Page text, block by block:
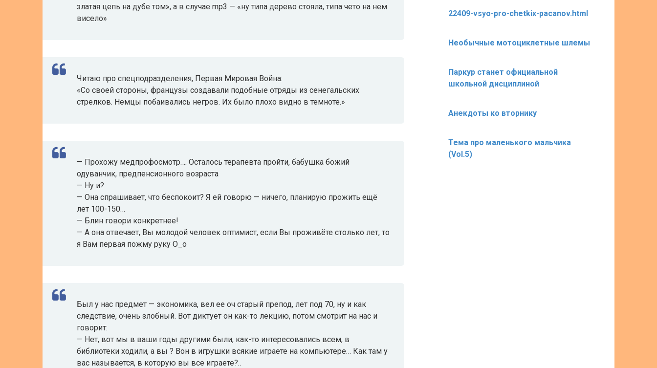
златая цепь на дубе том», а в случае mp3 — «ну типа дерево стояла, типа чето на нем
висело»
Читаю про спецподразделения, Первая Мировая Война:
«Со своей стороны, французы создавали подобные отряды из сенегальских
стрелков. Немцы побаивались негров. Их было плохо видно в темноте.»
— Прохожу медпрофосмотр…. Осталось терапевта пройти, бабушка божий
одуванчик, предпенсионного возраста
— Ну и?
— Она спрашивает, что беспокоит? Я ей говорю — ничего, планирую прожить ещё
лет 100-150…
— Блин говори конкретнее!
— А она отвечает, Вы молодой человек оптимист, если Вы проживёте столько лет, то
я Вам первая пожму руку O_o
Был у нас предмет — экономика, вел ее оч старый препод, лет под 70, ну и как
следствие, очень злобный. Вот диктует он как-то лекцию, потом смотрит на нас и
говорит:
— Нет, вот мы в ваши годы другими были, как-то интересовались всем, в
библиотеки ходили, а вы ? Вон в игрушки всякие играете на компьютере… Как там у
вас называется, в которую вы все играете?..
22409-vsyo-pro-chetkix-pacanov.html
Необычные мотоциклетные шлемы
Паркур станет официальной
школьной дисциплиной
Анекдоты ко вторнику
Тема про маленького мальчика
(Vol.5)